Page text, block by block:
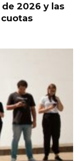
2026 y las